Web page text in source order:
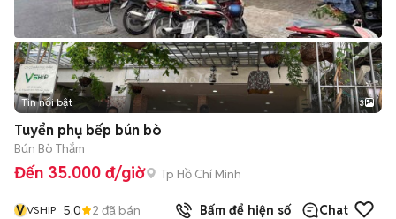
Tin nổi bật 3
Tuyển phụ bếp bún bò
Bún Bò Thắm
Đến 35.000 đ/giờ Tp Hồ Chí Minh
VVSHIP 5.0 2 đã bán Bấm để hiện số Chat